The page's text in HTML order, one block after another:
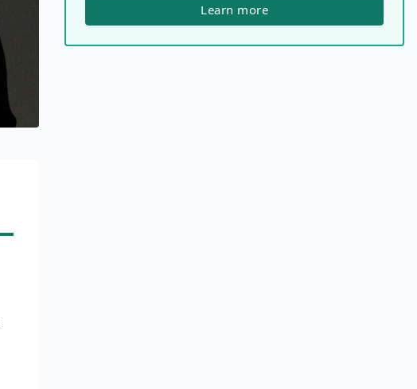
Learn more